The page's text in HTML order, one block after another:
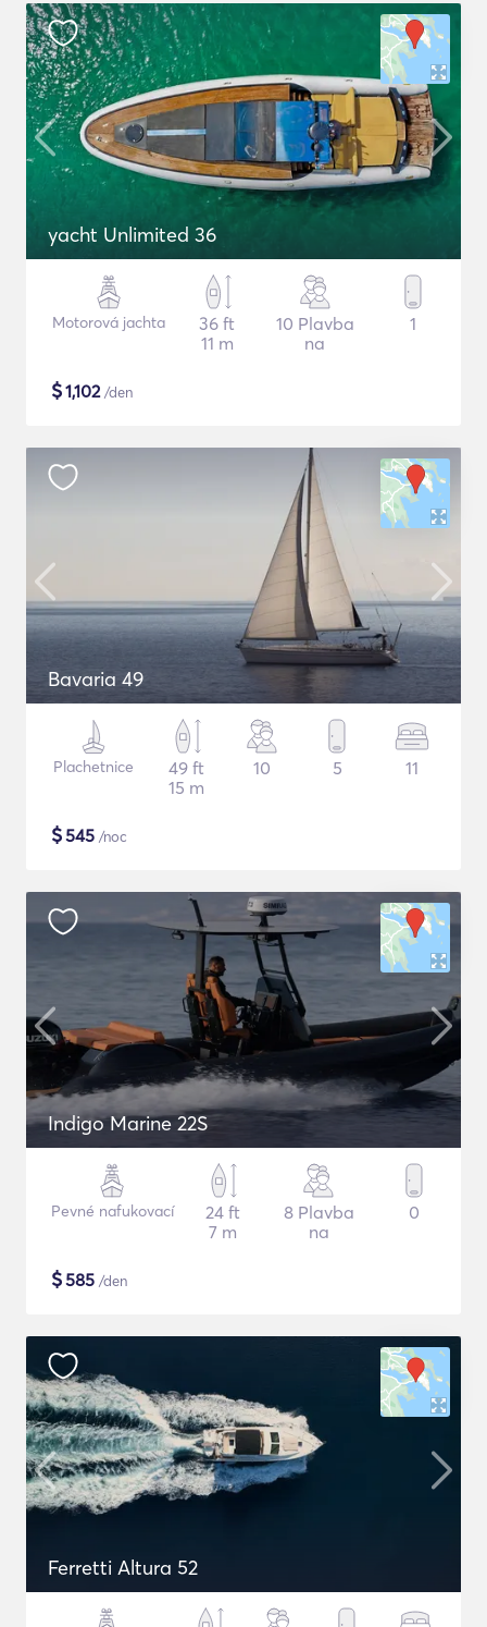
yacht Unlimited 36
Motorová jachta
36 ft
11 m
10 Plavba
na
1
$1,102/den
Bavaria 49
Plachetnice
49 ft
15 m
10 5 11
$545 /noc
Indigo Marine 22S
Pevné nafukovací
24 ft
7 m
8 Plavba
na
0
$585 /den
Ferretti Altura 52